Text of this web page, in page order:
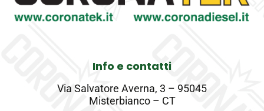
Info e contatti
Via Salvatore Averna, 3 – 95045
Misterbianco – CT